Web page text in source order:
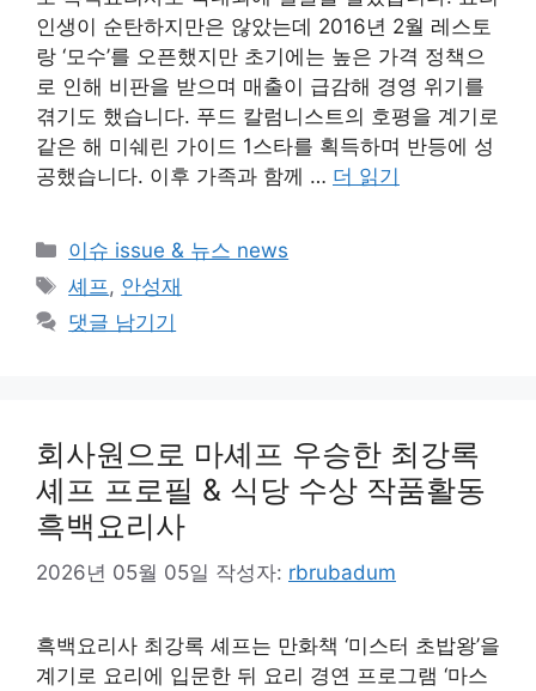
인생이 순탄하지만은 않았는데 2016년 2월 레스토
랑 ‘모수’를 오픈했지만 초기에는 높은 가격 정책으
로 인해 비판을 받으며 매출이 급감해 경영 위기를
겪기도 했습니다. 푸드 칼럼니스트의 호평을 계기로
같은 해 미쉐린 가이드 1스타를 획득하며 반등에 성
공했습니다. 이후 가족과 함께 … 더 읽기
카
테
리
이슈 issue & 뉴스 news
태
그
셰프, 안성재
댓글 남기기
회사원으로 마셰프 우승한 최강록
셰프 프로필 & 식당 수상 작품활동
흑백요리사
2026년 05월 05일 작성자: rbrubadum
흑백요리사 최강록 셰프는 만화책 ‘미스터 초밥왕’을
계기로 요리에 입문한 뒤 요리 경연 프로그램 ‘마스